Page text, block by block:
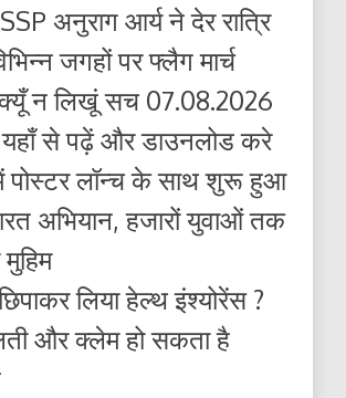
अनुराग आर्य ने देर रात्रि
जगहों पर फ्लैग मार्च
न लिखूं सच 07.08.2026
से पढ़ें और डाउनलोड करे
पोस्टर लॉन्च के साथ शुरू हुआ
अभियान, हजारों युवाओं तक
छिपाकर लिया हेल्थ इंश्योरेंस ?
और क्लेम हो सकता है